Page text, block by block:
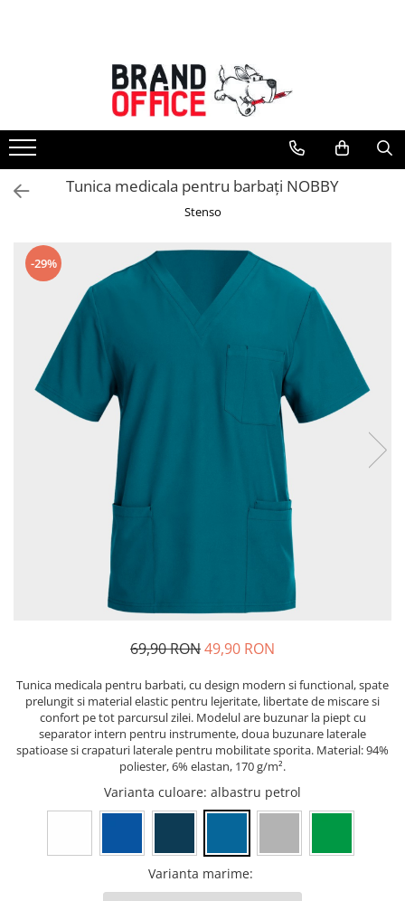
Unitate Protejata - PRODUCTIE
Hartie copiator si produse
tipografice
Produse consumabile din hartie
Detergenti si dezinfectanti
Saci menajeri (Unitate Protejata)
Agende, calendare si organizatoare
Agende personalizabile
Organizatoare business
Birotica si papetarie
Hartie si articole din hartie
Bibliorafturi, caiete mecanice,
Capsatoare, capse si perforatoare
Caiete si blocnotesuri
Dosare, folii protectie si mape
Accesorii diverse pentru birou
Arhivare si depozitare
Pixuri metalice
Pixuri cu gel
Stilouri
Seturi de scris Premium
Instrumente de scris eco
Creioane mecanice si grafit
Rollere
Markere diverse
Tunica medicala pentru barbați NOBBY
Stenso
-29%
69,90 RON49,90 RON
Tunica medicala pentru barbati, cu design modern si functional, spate
prelungit si material elastic pentru lejeritate, libertate de miscare si
confort pe tot parcursul zilei. Modelul are buzunar la piept cu
separator intern pentru instrumente, doua buzunare laterale
spatioase si crapaturi laterale pentru mobilitate sporita. Material: 94%
poliester, 6% elastan, 170 g/m².
Varianta culoare: albastru petrol
Varianta marime: